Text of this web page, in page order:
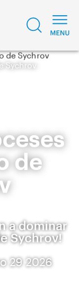
Sychrov
de
a dominar
Sychrov!
29 2026